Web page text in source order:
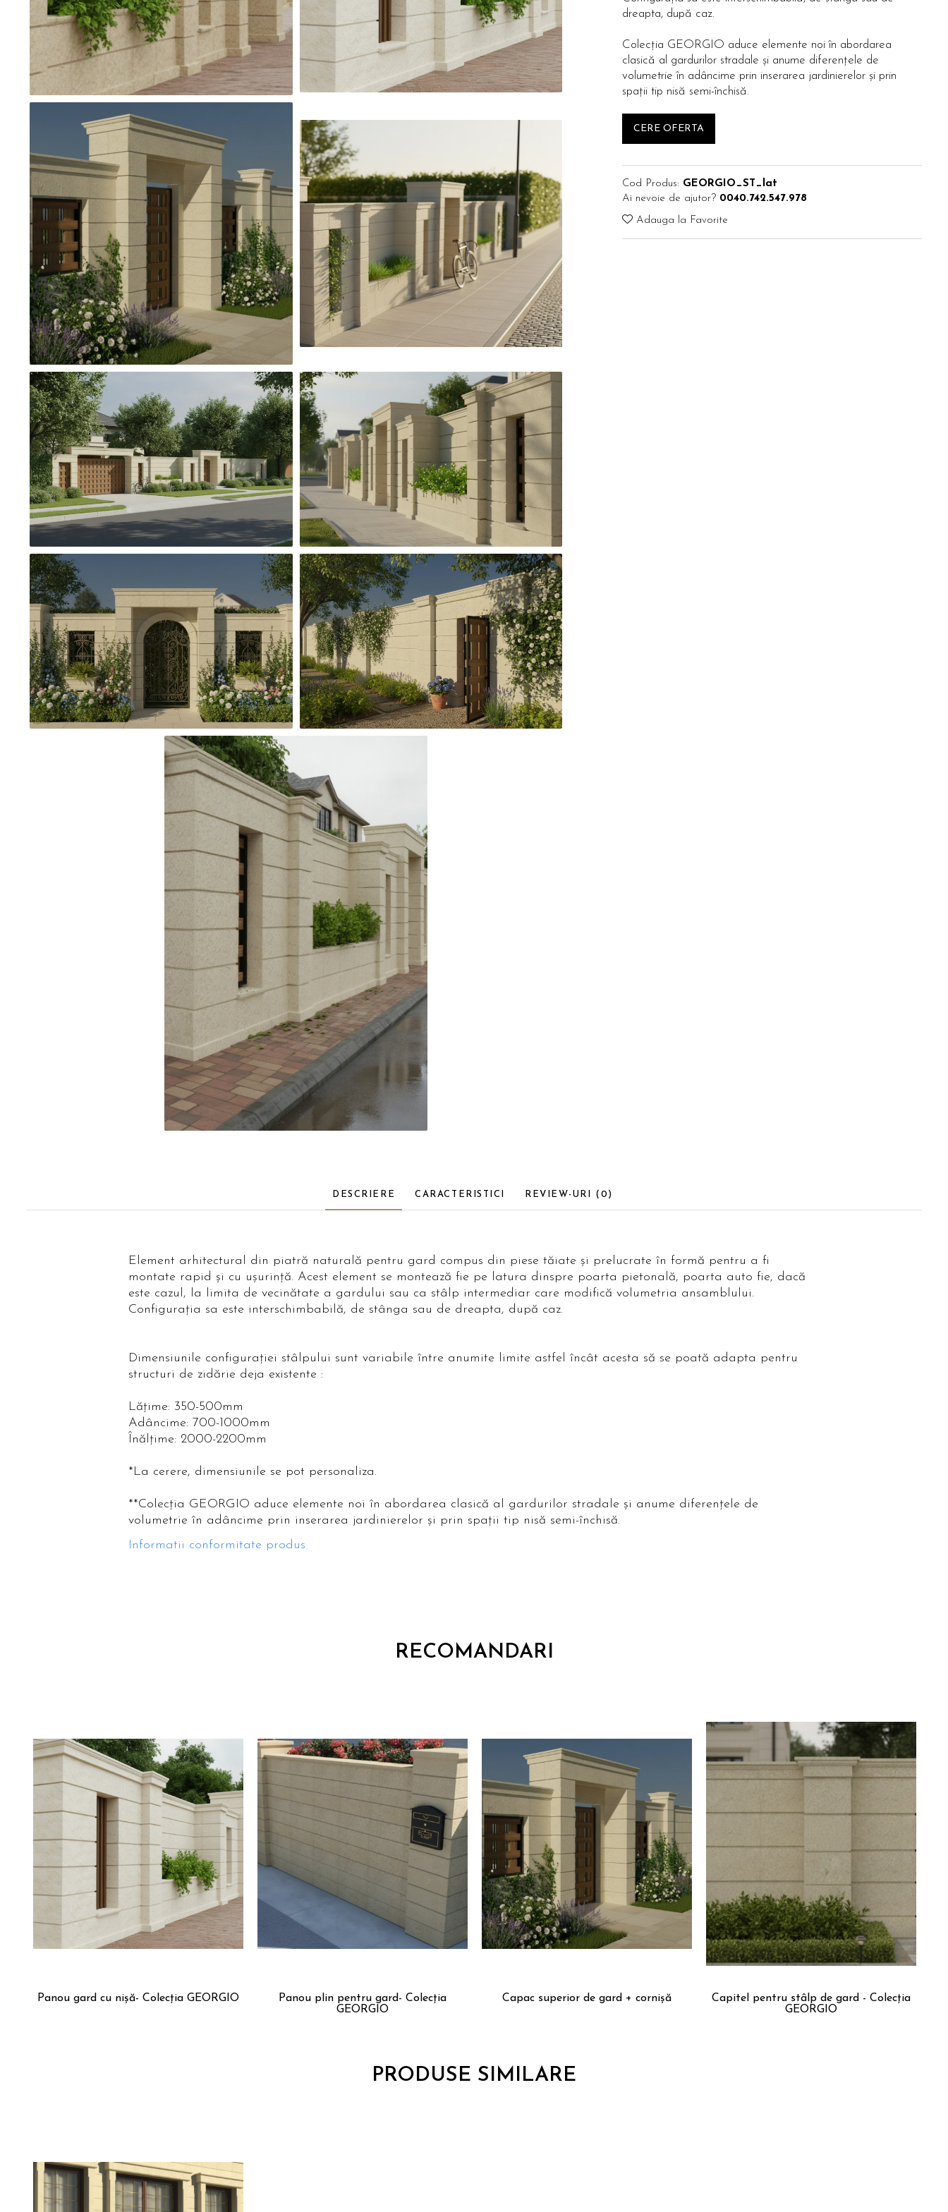
dreapta, după caz.
Colecția GEORGIO aduce elemente noi în abordarea
clasică al gardurilor stradale și anume diferențele de
volumetrie în adâncime prin inserarea jardinierelor și prin
spații tip nisă semi-închisă.
CERE OFERTA
Cod Produs: GEORGIO_ST_lat
Ai nevoie de ajutor? 0040.742.547.978
Adauga la Favorite
DESCRIERE CARACTERISTICI REVIEW-URI (0)
Element arhitectural din piatră naturală pentru gard compus din piese tăiate și prelucrate în formă pentru a fi
montate rapid și cu ușurință. Acest element se montează fie pe latura dinspre poarta pietonală, poarta auto fie, dacă
este cazul, la limita de vecinătate a gardului sau ca stâlp intermediar care modifică volumetria ansamblului.
Configurația sa este interschimbabilă, de stânga sau de dreapta, după caz.
Dimensiunile configurației stâlpului sunt variabile între anumite limite astfel încât acesta să se poată adapta pentru
structuri de zidărie deja existente :
Lățime: 350-500mm
Adâncime: 700-1000mm
Înălțime: 2000-2200mm
*La cerere, dimensiunile se pot personaliza.
**Colecția GEORGIO aduce elemente noi în abordarea clasică al gardurilor stradale și anume diferențele de
volumetrie în adâncime prin inserarea jardinierelor și prin spații tip nisă semi-închisă.
Informatii conformitate produs
RECOMANDARI
Panou gard cu nișă- Colecția GEORGIO
Panou plin pentru gard- Colecția
GEORGIO
Capac superior de gard + cornișă
Capitel pentru stâlp de gard - Colecția
GEORGIO
PRODUSE SIMILARE